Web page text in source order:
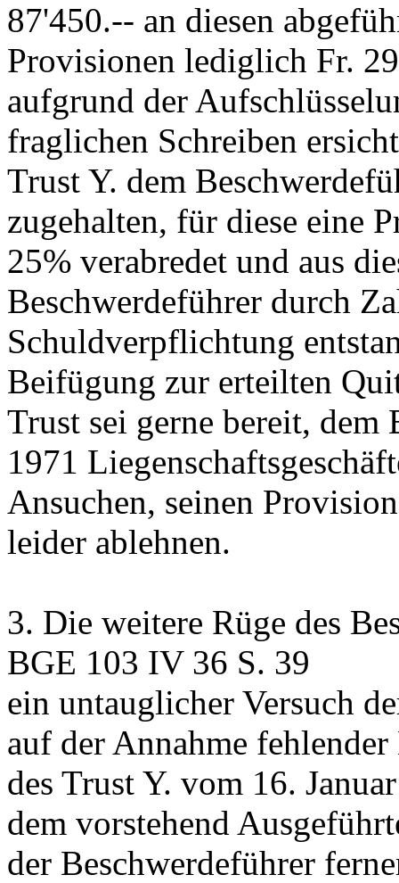
87'450.-- an diesen
Provisionen lediglich Fr.
aufgrund der
fraglichen Schreiben
Trust Y. dem
zugehalten, für diese eine
25% verabredet und aus
Beschwerdeführer durch
Schuldverpflichtung
Beifügung zur erteilten
Trust sei gerne bereit, dem
1971
Ansuchen, seinen
leider ablehnen.
3. Die weitere Rüge des
BGE 103 IV 36 S. 39
ein untauglicher Versuch
auf der Annahme
des Trust Y. vom 16.
dem vorstehend
der Beschwerdeführer